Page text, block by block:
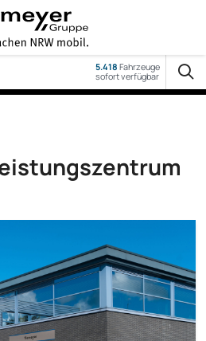
5.418 Fahrzeuge
sofort verfügbar